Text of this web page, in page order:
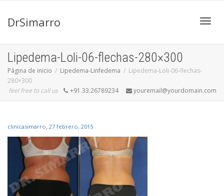
DrSimarro
Lipedema-Loli-06-flechas-280×300
Página de inicio Lipedema-Linfedema
Lipedema-Loli-06-flechas-
280×300
feel free to call us
+91.33.26789234 youremail@yourdomain.com
clinicasimarro, 27 febrero, 2015